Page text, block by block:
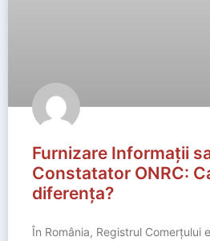
Furnizare Informații
Constatator ONRC:
diferența?
În România, Registrul Comerțului